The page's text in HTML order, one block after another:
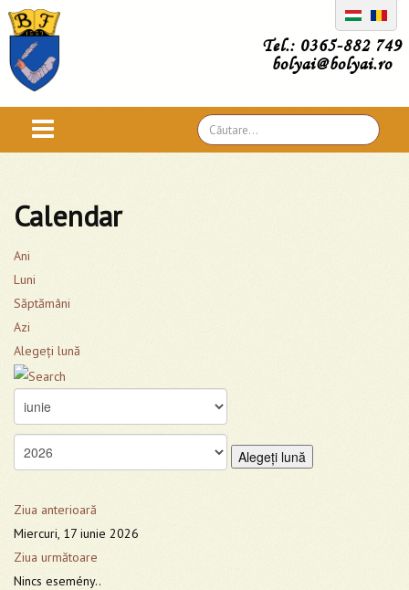
Tel.: 0365-882 749
bolyai@bolyai.ro
Căutare
...
Calendar
Ani
Luni
Săptămâni
Azi
Alegeţi lună
Alegeţi lună
Ziua anterioară
Miercuri, 17 iunie 2026
Ziua următoare
Nincs esemény..